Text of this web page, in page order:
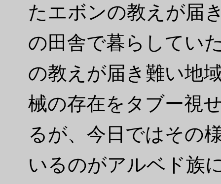
たエボンの教えが届
の田舎で暮らしてい
の教えが届き難い地
械の存在をタブー視
るが、今日ではその
いるのがアルベド族